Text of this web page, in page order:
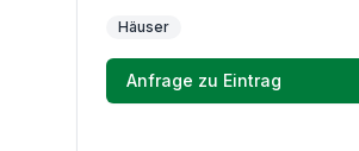
Häuser
Anfrage zu Eintrag